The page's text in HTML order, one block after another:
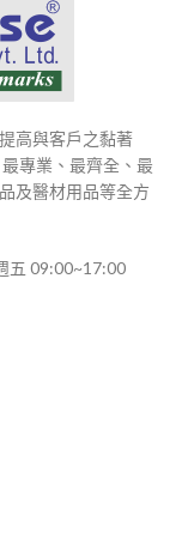
高與客戶之黏著
專業、最齊全、最
及醫材用品等全方
五 09:00~17:00